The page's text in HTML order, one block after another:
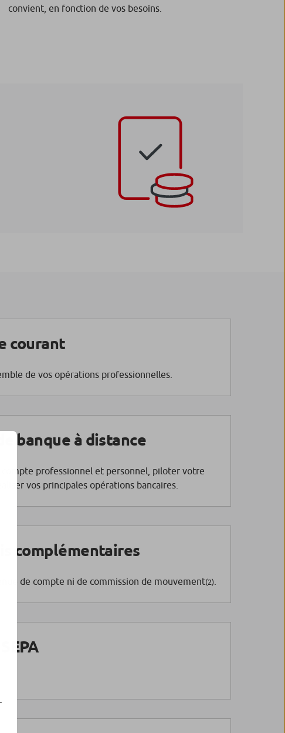
convient, en fonction de vos besoins.
courant
de vos opérations professionnelles.
banque à distance
compte professionnel et personnel, piloter votre
vos principales opérations bancaires.
complémentaires
de compte ni de commission de mouvement(2)